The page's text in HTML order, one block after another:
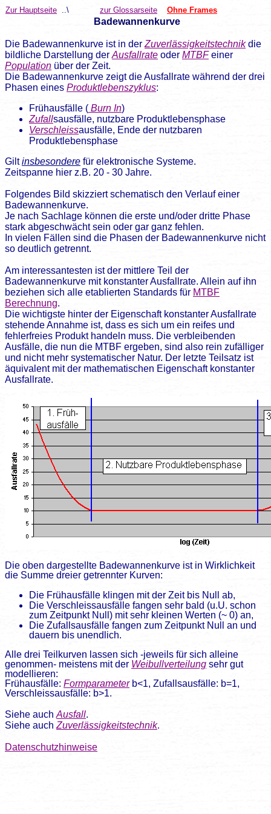
Zur Hauptseite ..\ zur Glossarseite Ohne Frames
Badewannenkurve
Die Badewannenkurve istin der Zuverlässigkeitstechnik die
bildliche Darstellung der Ausfallrate oder MTBFeiner
Population über der Zeit.
Die Badewannenkurve zeigt die Ausfallrate während der drei
Phasen eines Produktlebenszyklus:
Frühausfälle ( Burn In)
Zufallsausfälle, nutzbare Produktlebensphase
Verschleissausfälle, Ende der nutzbaren
Produktlebensphase
Giltinsbesondere für elektronische Systeme.
Zeitspanne hier z.B. 20 - 30 Jahre.
Folgendes Bild skizziert schematisch den Verlauf einer
Badewannenkurve.
Je nach Sachlage können die erste und/oder dritte Phase
stark abgeschwächt sein oder gar ganz fehlen.
In vielen Fällen sind die Phasen der Badewannenkurve nicht
so deutlich getrennt.
Am interessantesten ist der mittlere Teil der
Badewannenkurve mit konstanter Ausfallrate. Allein auf ihn
beziehen sich alle etablierten Standards für MTBF
Berechnung.
Die wichtigste hinter der Eigenschaft konstanter Ausfallrate
stehende Annahme ist, dass es sich um ein reifes und
fehlerfreies Produkt handeln muss. Die verbleibenden
Ausfälle, die nun die MTBF ergeben, sind also rein zufälliger
und nicht mehr systematischer Natur. Der letzte Teilsatz ist
äquivalent mit der mathematischen Eigenschaft konstanter
Ausfallrate.
Die oben dargestellte Badewannenkurve ist in Wirklichkeit
die Summe dreier getrennter Kurven:
Die Frühausfälle klingen mit der Zeit bis Null ab,
Die Verschleissausfälle fangen sehr bald (u.U. schon
zum Zeitpunkt Null) mit sehr kleinen Werten (~ 0) an,
Die Zufallsausfälle fangen zum Zeitpunkt Null an und
dauern bis unendlich.
Alle drei Teilkurven lassen sich -jeweils für sich alleine
genommen- meistens mit der Weibullverteilung sehr gut
modellieren:
Frühausfälle: Formparameterb<1, Zufallsausfälle: b=1,
Verschleissausfälle: b>1.
Siehe auch Ausfall.
Siehe auch Zuverlässigkeitstechnik.
Datenschutzhinweise